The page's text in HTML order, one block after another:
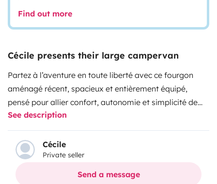
Find out more
Cécile presents their large campervan
Partez à l’aventure en toute liberté avec ce fourgon
aménagé récent, spacieux et entièrement équipé,
pensé pour allier confort, autonomie et simplicité de
voyage. Le véhicule est entièrement isolé pour
permettre une utilisation en toute saison.Son format
offre un véritable espace de vie agréable avec un lit
double adulte confortable de 140X175cm, un couchage
enfant de 80X140cm, une salle de bain avec douche,
See description
Cécile
Private seller
Send a message